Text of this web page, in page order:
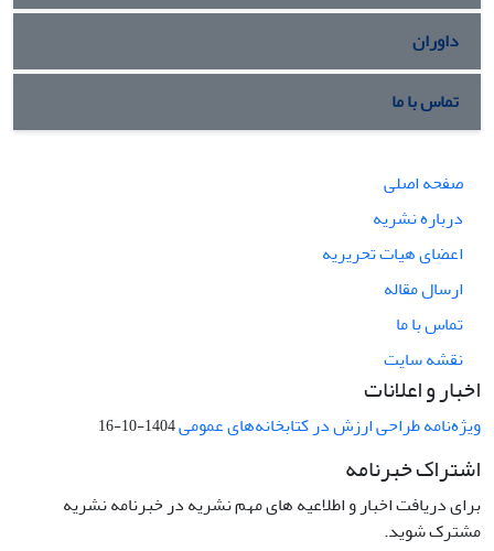
داوران
تماس با ما
صفحه اصلی
درباره نشریه
اعضای هیات تحریریه
ارسال مقاله
تماس با ما
نقشه سایت
اخبار و اعلانات
ویژه‌نامه طراحی ارزش در کتابخانه‌های عمومی1404-10-16
اشتراک خبرنامه
برای دریافت اخبار و اطلاعیه های مهم نشریه در خبرنامه نشریه
مشترک شوید.